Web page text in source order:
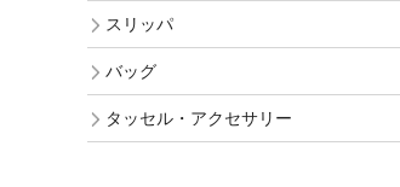
スリッパ
バッグ
タッセル・アクセサリー